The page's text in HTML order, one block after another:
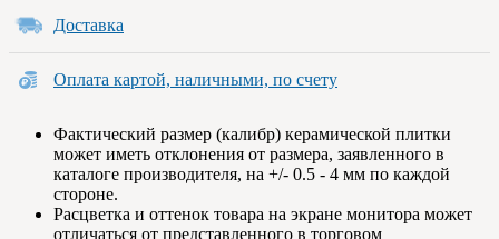
Доставка
Оплата картой, наличными, по счету
Фактический размер (калибр) керамической плитки
может иметь отклонения от размера, заявленного в
каталоге производителя, на +/- 0.5 - 4 мм по каждой
стороне.
Расцветка и оттенок товара на экране монитора может
отличаться от представленного в торговом